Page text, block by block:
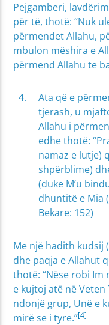
Pejgamberi,
për të, thotë: “Nuk
përmendet Allahu,
mbulon mëshira e
përmend Allahu te
Ata që e
tjerash, u
Allahu i
edhe thotë:
namaz e lutje)
shpërblime)
(duke M’u
dhuntitë e Mia
Bekare: 152)
Me një hadith kudsij
dhe paqja e Allahut
thotë: “Nëse robi Im
e kujtoj atë në
ndonjë grup, Unë e
mirë se i tyre.”[4]